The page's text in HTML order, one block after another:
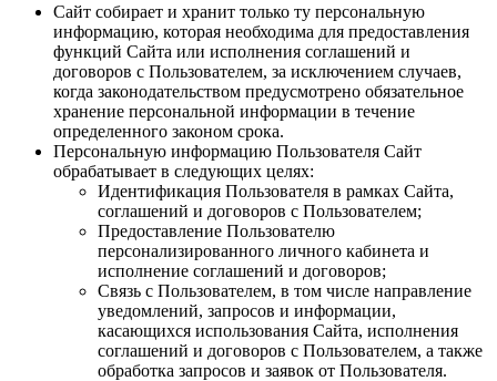
Сайт собирает и хранит только ту персональную
информацию, которая необходима для предоставления
функций Сайта или исполнения соглашений и
договоров с Пользователем, за исключением случаев,
когда законодательством предусмотрено обязательное
хранение персональной информации в течение
определенного законом срока.
Персональную информацию Пользователя Сайт
обрабатывает в следующих целях:
Идентификация Пользователя в рамках Сайта,
соглашений и договоров с Пользователем;
Предоставление Пользователю
персонализированного личного кабинета и
исполнение соглашений и договоров;
Связь с Пользователем, в том числе направление
уведомлений, запросов и информации,
касающихся использования Сайта, исполнения
соглашений и договоров с Пользователем, а также
обработка запросов и заявок от Пользователя.